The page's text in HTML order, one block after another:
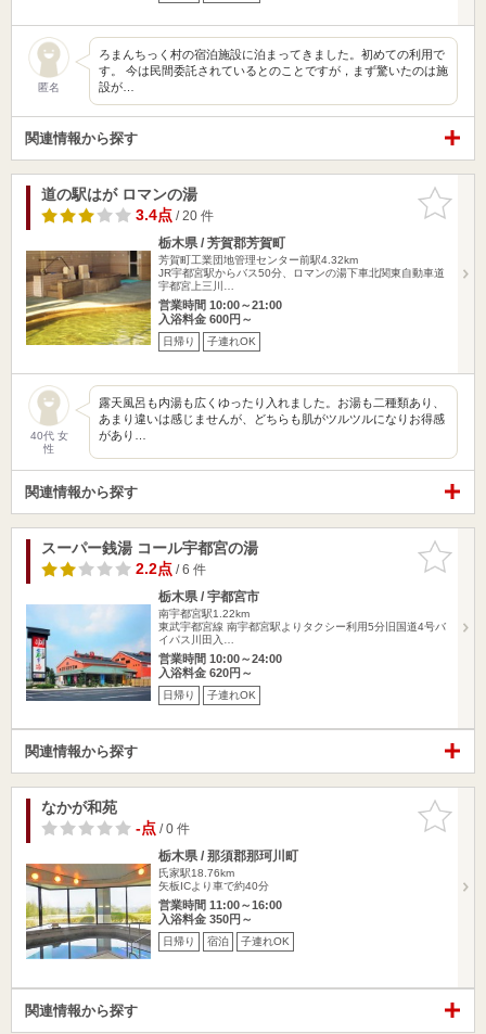
匿名
ろまんちっく村の宿泊施設に泊まってきました。初めての利用で
す。 今は民間委託されているとのことですが，まず驚いたのは施
設が…
関連情報から探す
お気に入
りに追加
道の駅はが ロマンの湯
3.4点/ 20 件
栃木県 / 芳賀郡芳賀町
芳賀町工業団地管理センター前駅4.32km
JR宇都宮駅からバス50分、ロマンの湯下車北関東自動車道
宇都宮上三川…
営業時間 10:00～21:00
入浴料金 600円～
日帰り 子連れOK
40代 女
性
露天風呂も内湯も広くゆったり入れました。お湯も二種類あり、
あまり違いは感じませんが、どちらも肌がツルツルになりお得感
があり…
関連情報から探す
お気に入
りに追加
スーパー銭湯 コール宇都宮の湯
2.2点/ 6 件
栃木県 / 宇都宮市
南宇都宮駅1.22km
東武宇都宮線 南宇都宮駅よりタクシー利用5分旧国道4号バ
イパス川田入…
営業時間 10:00～24:00
入浴料金 620円～
日帰り 子連れOK
関連情報から探す
お気に入
りに追加
なかが和苑
-点/ 0 件
栃木県 / 那須郡那珂川町
氏家駅18.76km
矢板ICより車で約40分
営業時間 11:00～16:00
入浴料金 350円～
日帰り 宿泊 子連れOK
関連情報から探す